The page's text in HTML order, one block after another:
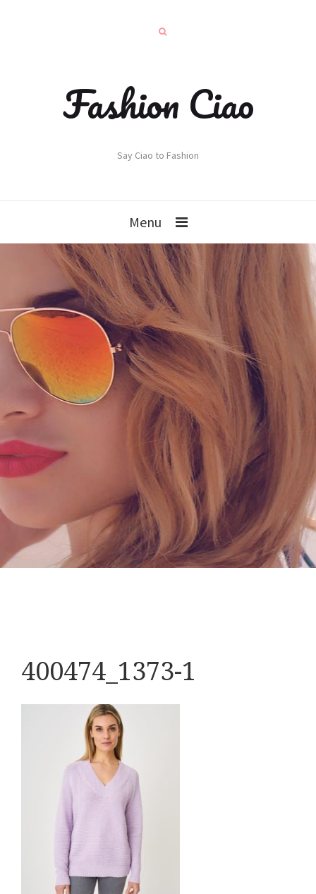
Fashion Ciao
Say Ciao to Fashion
Menu
400474_1373-1